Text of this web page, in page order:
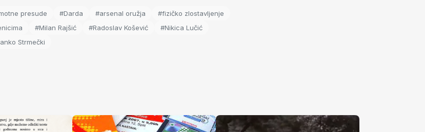
presude #Darda #arsenal oružja
#fizičko zlostavljenje
#Milan Rajšić #Radoslav Košević
#Nikica Lučić
Strmečki